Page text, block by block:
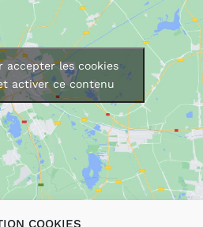
COOKIES
accepter les cookies
activer ce contenu